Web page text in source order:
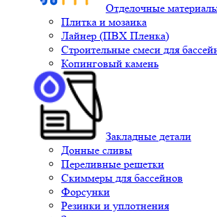
Отделочные
Плитка и мозаика
Лайнер (ПВХ Пленка)
Строительные смеси для
Копинговый камень
Закладные детали
Донные сливы
Переливные решетки
Скиммеры для бассейнов
Форсунки
Резинки и уплотнения